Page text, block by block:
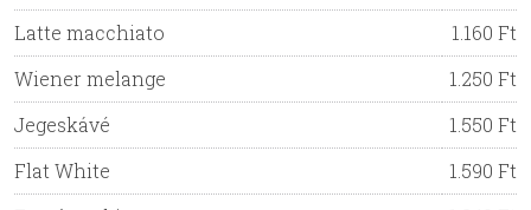
Latte macchiato
1.160 Ft
Wiener melange
1.250 Ft
Jegeskávé
1.550 Ft
Flat White
1.590 Ft